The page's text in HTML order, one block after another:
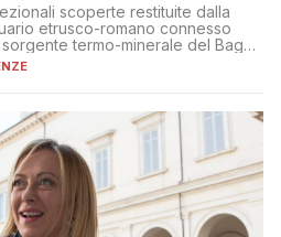
scoperte restituite dalla
etrusco-romano connesso
termo-minerale del Bagno